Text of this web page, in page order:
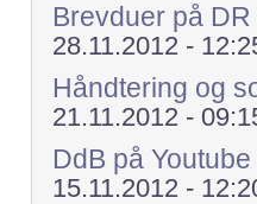
Brevduer på
28.11.2012 -
Håndtering og
21.11.2012 -
DdB på Youtube
15.11.2012 -